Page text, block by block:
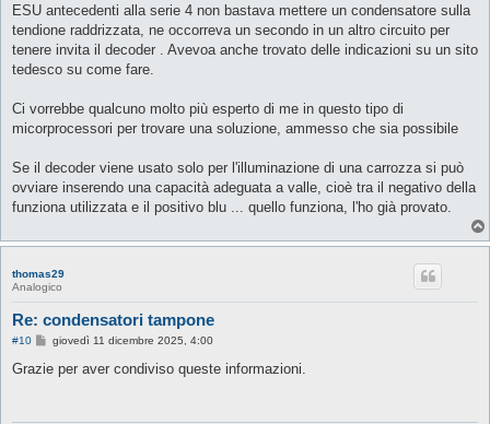
ESU antecedenti alla serie 4 non bastava mettere un condensatore sulla
tendione raddrizzata, ne occorreva un secondo in un altro circuito per
tenere invita il decoder . Avevoa anche trovato delle indicazioni su un sito
tedesco su come fare.
Ci vorrebbe qualcuno molto più esperto di me in questo tipo di
micorprocessori per trovare una soluzione, ammesso che sia possibile
Se il decoder viene usato solo per l'illuminazione di una carrozza si può
ovviare inserendo una capacità adeguata a valle, cioè tra il negativo della
funziona utilizzata e il positivo blu ... quello funziona, l'ho già provato.
thomas29
Analogico
Re: condensatori tampone
#10
M
s
giovedì 11 dicembre 2025, 4:00
Grazie per aver condiviso queste informazioni.